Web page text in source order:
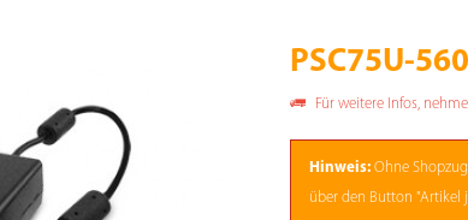
PSC75U-
Für weitere Infos,
Hinweis: Ohne
über den Button "Artikel